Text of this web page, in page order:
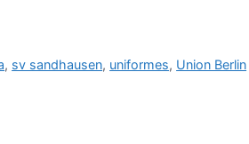
, sv sandhausen, uniformes, Union Berlin